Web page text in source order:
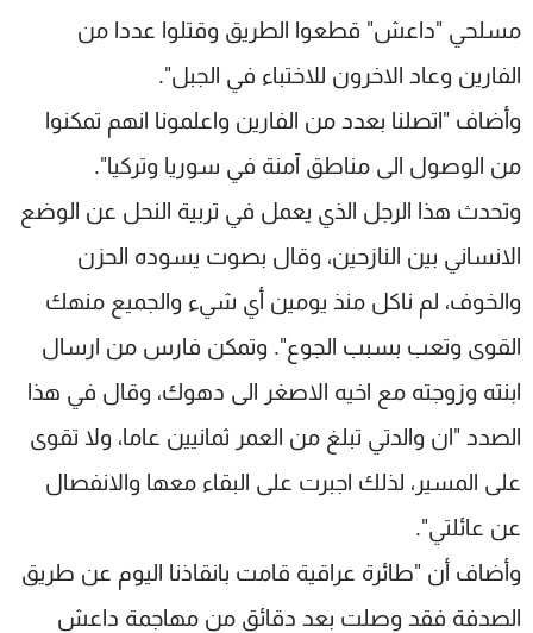
مسلحي "داعش" قطعوا الطريق وقتلوا عددا من
الفارين وعاد الاخرون للاختباء في الجبل".
وأضاف "اتصلنا بعدد من الفارين واعلمونا انهم تمكنوا
من الوصول الى مناطق آمنة في سوريا وتركيا".
وتحدث هذا الرجل الذي يعمل في تربية النحل عن الوضع
الانساني بين النازحين، وقال بصوت يسوده الحزن
والخوف، لم ناكل منذ يومين أي شيء والجميع منهك
القوى وتعب بسبب الجوع". وتمكن فارس من ارسال
ابنته وزوجته مع اخيه الاصغر الى دهوك، وقال في هذا
الصدد "ان والدتي تبلغ من العمر ثمانيين عاما، ولا تقوى
على المسير، لذلك اجبرت على البقاء معها والانفصال
عن عائلتي".
وأضاف أن "طائرة عراقية قامت بانقاذنا اليوم عن طريق
الصدفة فقد وصلت بعد دقائق من مهاجمة داعش